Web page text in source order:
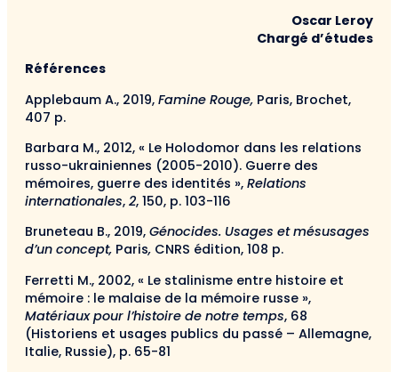
Oscar Leroy
Chargé d’études
Références
Applebaum A., 2019, Famine Rouge, Paris, Brochet,
407 p.
Barbara M., 2012, « Le Holodomor dans les relations
russo-ukrainiennes (2005-2010). Guerre des
mémoires, guerre des identités », Relations
internationales, 2, 150, p. 103-116
Bruneteau B., 2019, Génocides. Usages et mésusages
d’un concept, Paris, CNRS édition, 108 p.
Ferretti M., 2002, « Le stalinisme entre histoire et
mémoire : le malaise de la mémoire russe »,
Matériaux pour l’histoire de notre temps, 68
(Historiens et usages publics du passé – Allemagne,
Italie, Russie), p. 65-81